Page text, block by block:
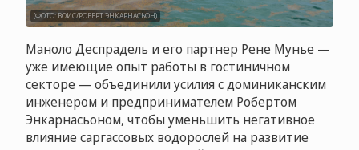
(ФОТО: ВОИС/РОБЕРТ ЭНКАРНАСЬОН)
Маноло Деспрадель и его партнер Рене Мунье —
уже имеющие опыт работы в гостиничном
секторе — объединили усилия с доминиканским
инженером и предпринимателем Робертом
Энкарнасьоном, чтобы уменьшить негативное
влияние саргассовых водорослей на развитие